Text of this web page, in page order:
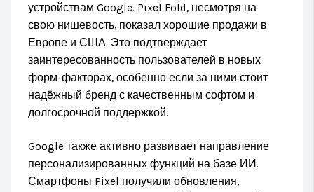
устройствам Google. Pixel Fold, несмотря на
свою нишевость, показал хорошие продажи в
Европе и США. Это подтверждает
заинтересованность пользователей в новых
форм-факторах, особенно если за ними стоит
надёжный бренд с качественным софтом и
долгосрочной поддержкой.
Google также активно развивает направление
персонализированных функций на базе ИИ.
Смартфоны Pixel получили обновления,